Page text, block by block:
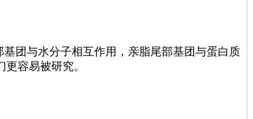
团与水分子相互作用，亲脂尾部基团与蛋白质
容易被研究。